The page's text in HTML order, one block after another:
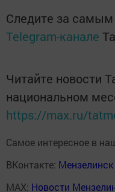
Следите за
Telegram-канале
Читайте новости
национальном
https://max.ru/
Самое интересное в
ВКонтакте:
MAX: Новости